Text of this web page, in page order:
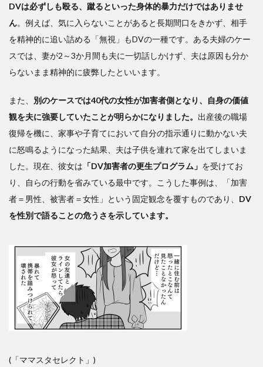
DVは必ずしも殴る、蹴るといった身体的暴力だけではありませ
ん。例えば、気に入らないことがあると長期間口をきかず、相手
を精神的に追い詰める「無視」もDVの一種です。ある夫婦のケー
スでは、妻が2～3か月間も夫に一切話しかけず、夫は原因も分か
らないまま精神的に疲弊したといいます。
また、 別のケースでは40代の女性が加害者側となり、自身の価値
観を夫に強要していたことが明らかになりました。 出産後の職場
復帰を機に、家事や子育てにおいて自分の指示通りに動かない夫
に怒鳴るようになった結果、夫は子供を連れて家を出てしまいま
した。現在、彼女は 「DV加害者の更生プログラム」 を受けてお
り、自らの行動を省みている最中です。こうした事例は、「加害
者＝男性、被害者＝女性」という固定観念を覆すものであり、 DV
を性別で語ることの危うさを示しています。
(「ママスタセレクト」)